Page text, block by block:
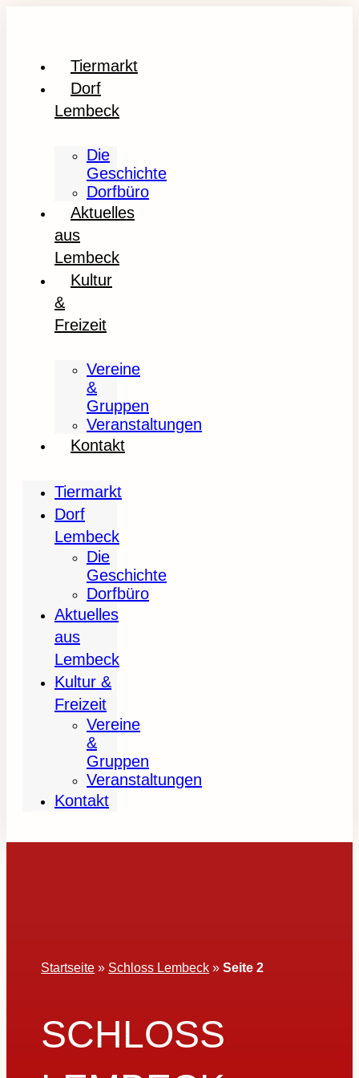
Tiermarkt
Dorf
Lembeck
Die
Geschichte
Dorfbüro
Aktuelles
aus
Lembeck
Kultur
&
Freizeit
Vereine
&
Gruppen
Veranstaltungen
Kontakt
Tiermarkt
Dorf
Lembeck
Die
Geschichte
Dorfbüro
Aktuelles
aus
Lembeck
Kultur &
Freizeit
Vereine
&
Gruppen
Veranstaltungen
Kontakt
Startseite » Schloss Lembeck »Seite 2
SCHLOSS